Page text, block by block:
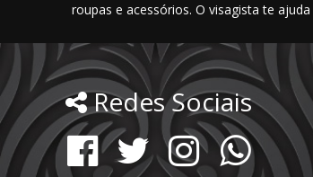
roupas e acessórios. O visagista te
Redes Sociais